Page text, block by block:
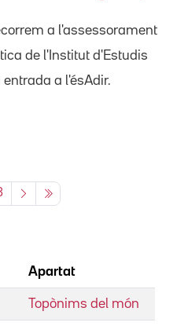
a l'assessorament
de l'Institut d'Estudis
a l'ésAdir.
Apartat
Topònims del món